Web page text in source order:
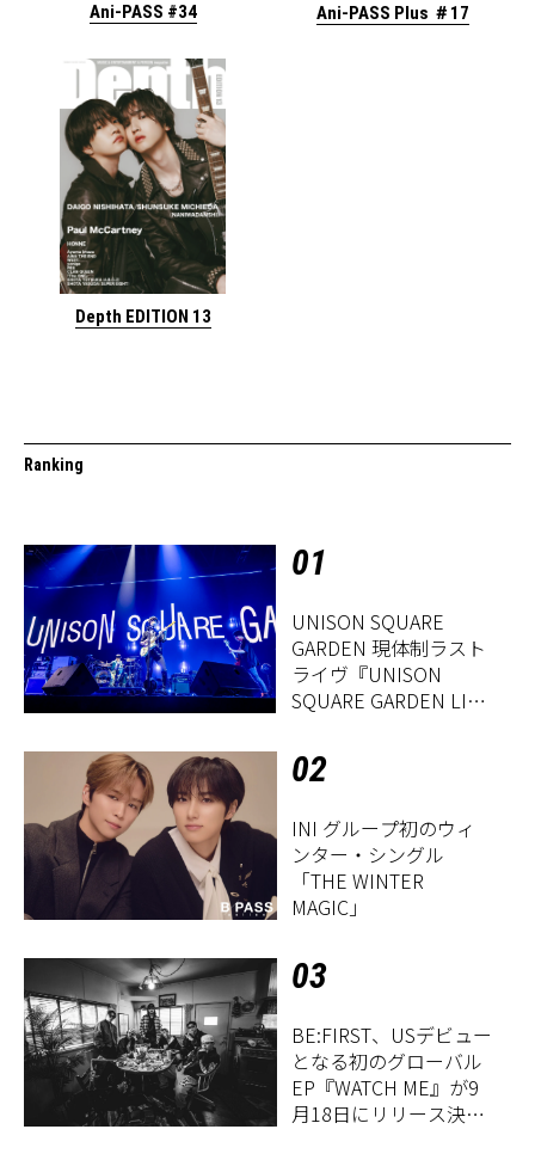
Ani-PASS #34 Ani-PASS Plus ＃17
Depth EDITION 13
Ranking
01
UNISON SQUARE
GARDEN 現体制ラスト
ライヴ『UNISON
SQUARE GARDEN LIVE
Period」』レポート
02
INI グループ初のウィ
ンター・シングル
「THE WINTER
MAGIC」
03
BE:FIRST、USデビュー
となる初のグローバル
EP『WATCH ME』が9
月18日にリリース決